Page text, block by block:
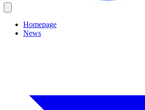
Homepage
News